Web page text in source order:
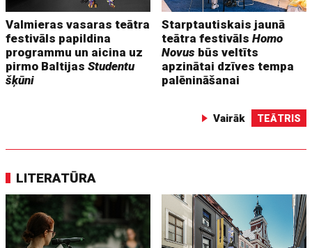
Valmieras vasaras teātra
festivāls papildina
programmu un aicina uz
pirmo BaltijasStudentu
šķūni
Starptautiskais jaunā
teātra festivālsHomo
Novus būs veltīts
apzinātai dzīves tempa
palēnināšanai
Vairāk TEĀTRIS
LITERATŪRA